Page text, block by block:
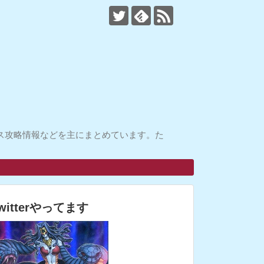
略情報などを主にまとめています。た
やってます